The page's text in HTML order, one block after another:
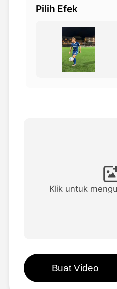
Lihat
Blog
Pilih Efek
Klik untuk
Buat Video